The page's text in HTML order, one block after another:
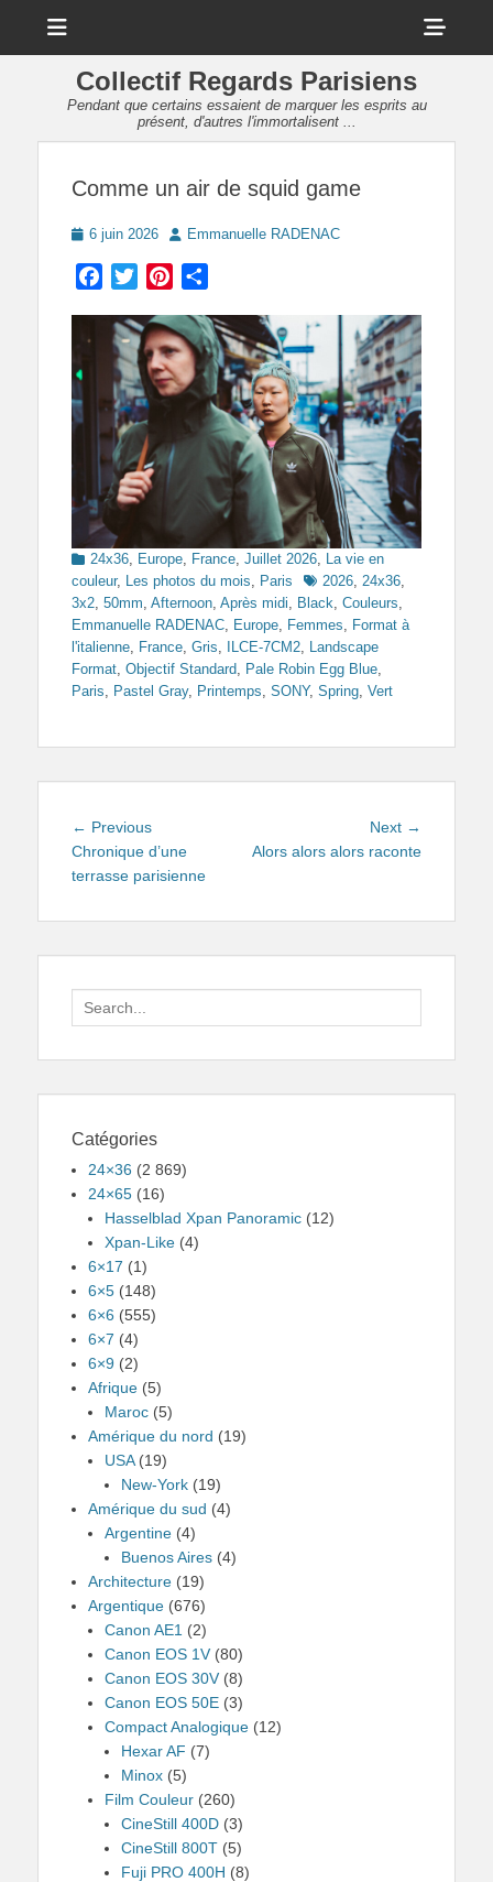
Collectif Regards Parisiens
Pendant que certains essaient de marquer les esprits au
présent, d'autres l'immortalisent ...
Comme un air de squid game
Posted
6 juin 2026 AuthorEmmanuelle RADENAC
Facebook
TwitterPinterest
Categories
24x36 Europe France Juillet 2026
La vie en
couleur, Les photos du mois Paris Tags2026 24x36
3x2 50mm Afternoon Après midi Black Couleurs
Emmanuelle RADENAC
Europe Femmes
Format à
l'italienne
France Gris ILCE-7CM2
Landscape
Format Objectif Standard Pale Robin Egg Blue
Paris
Pastel Gray, Printemps SONY, Spring Vert
Navigation
de
l’article
← PreviousPrevious
post:
Chronique d’une
terrasse parisienne
Next →
post:
Alors alors alors raconte
Search
for:
Catégories
24×36 (2 869)
24×65 (16)
Hasselblad Xpan Panoramic (12)
Xpan-Like (4)
6×17 (1)
6×5 (148)
6×6 (555)
6×7 (4)
6×9 (2)
Afrique (5)
Maroc (5)
Amérique du nord (19)
USA(19)
New-York (19)
Amérique du sud (4)
Argentine (4)
Buenos Aires (4)
Architecture (19)
Argentique (676)
Canon AE1 (2)
Canon EOS 1V (80)
Canon EOS 30V (8)
Canon EOS 50E (3)
Compact Analogique (12)
Hexar AF (7)
Minox (5)
Film Couleur (260)
CineStill 400D (3)
CineStill 800T (5)
Fuji PRO 400H (8)